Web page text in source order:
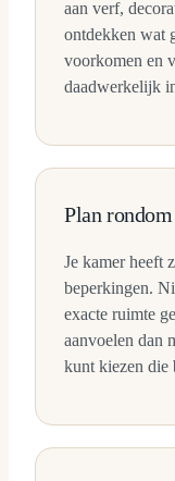
aan verf,
ontdekken wat
voorkomen en
daadwerkelijk
Plan
Je kamer heeft
beperkingen.
exacte ruimte
aanvoelen dan
kunt kiezen die